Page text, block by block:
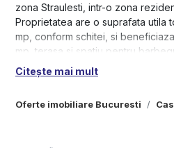
Oferte imobiliare Bucuresti
zona Straulesti, intr-o zona
Proprietatea are o suprafata utila
mp, conform schitei, si
mp, terasa si spatiu pentru
Detalii esentiale:
-Suprafata utila: ~126 mp
Citește mai mult